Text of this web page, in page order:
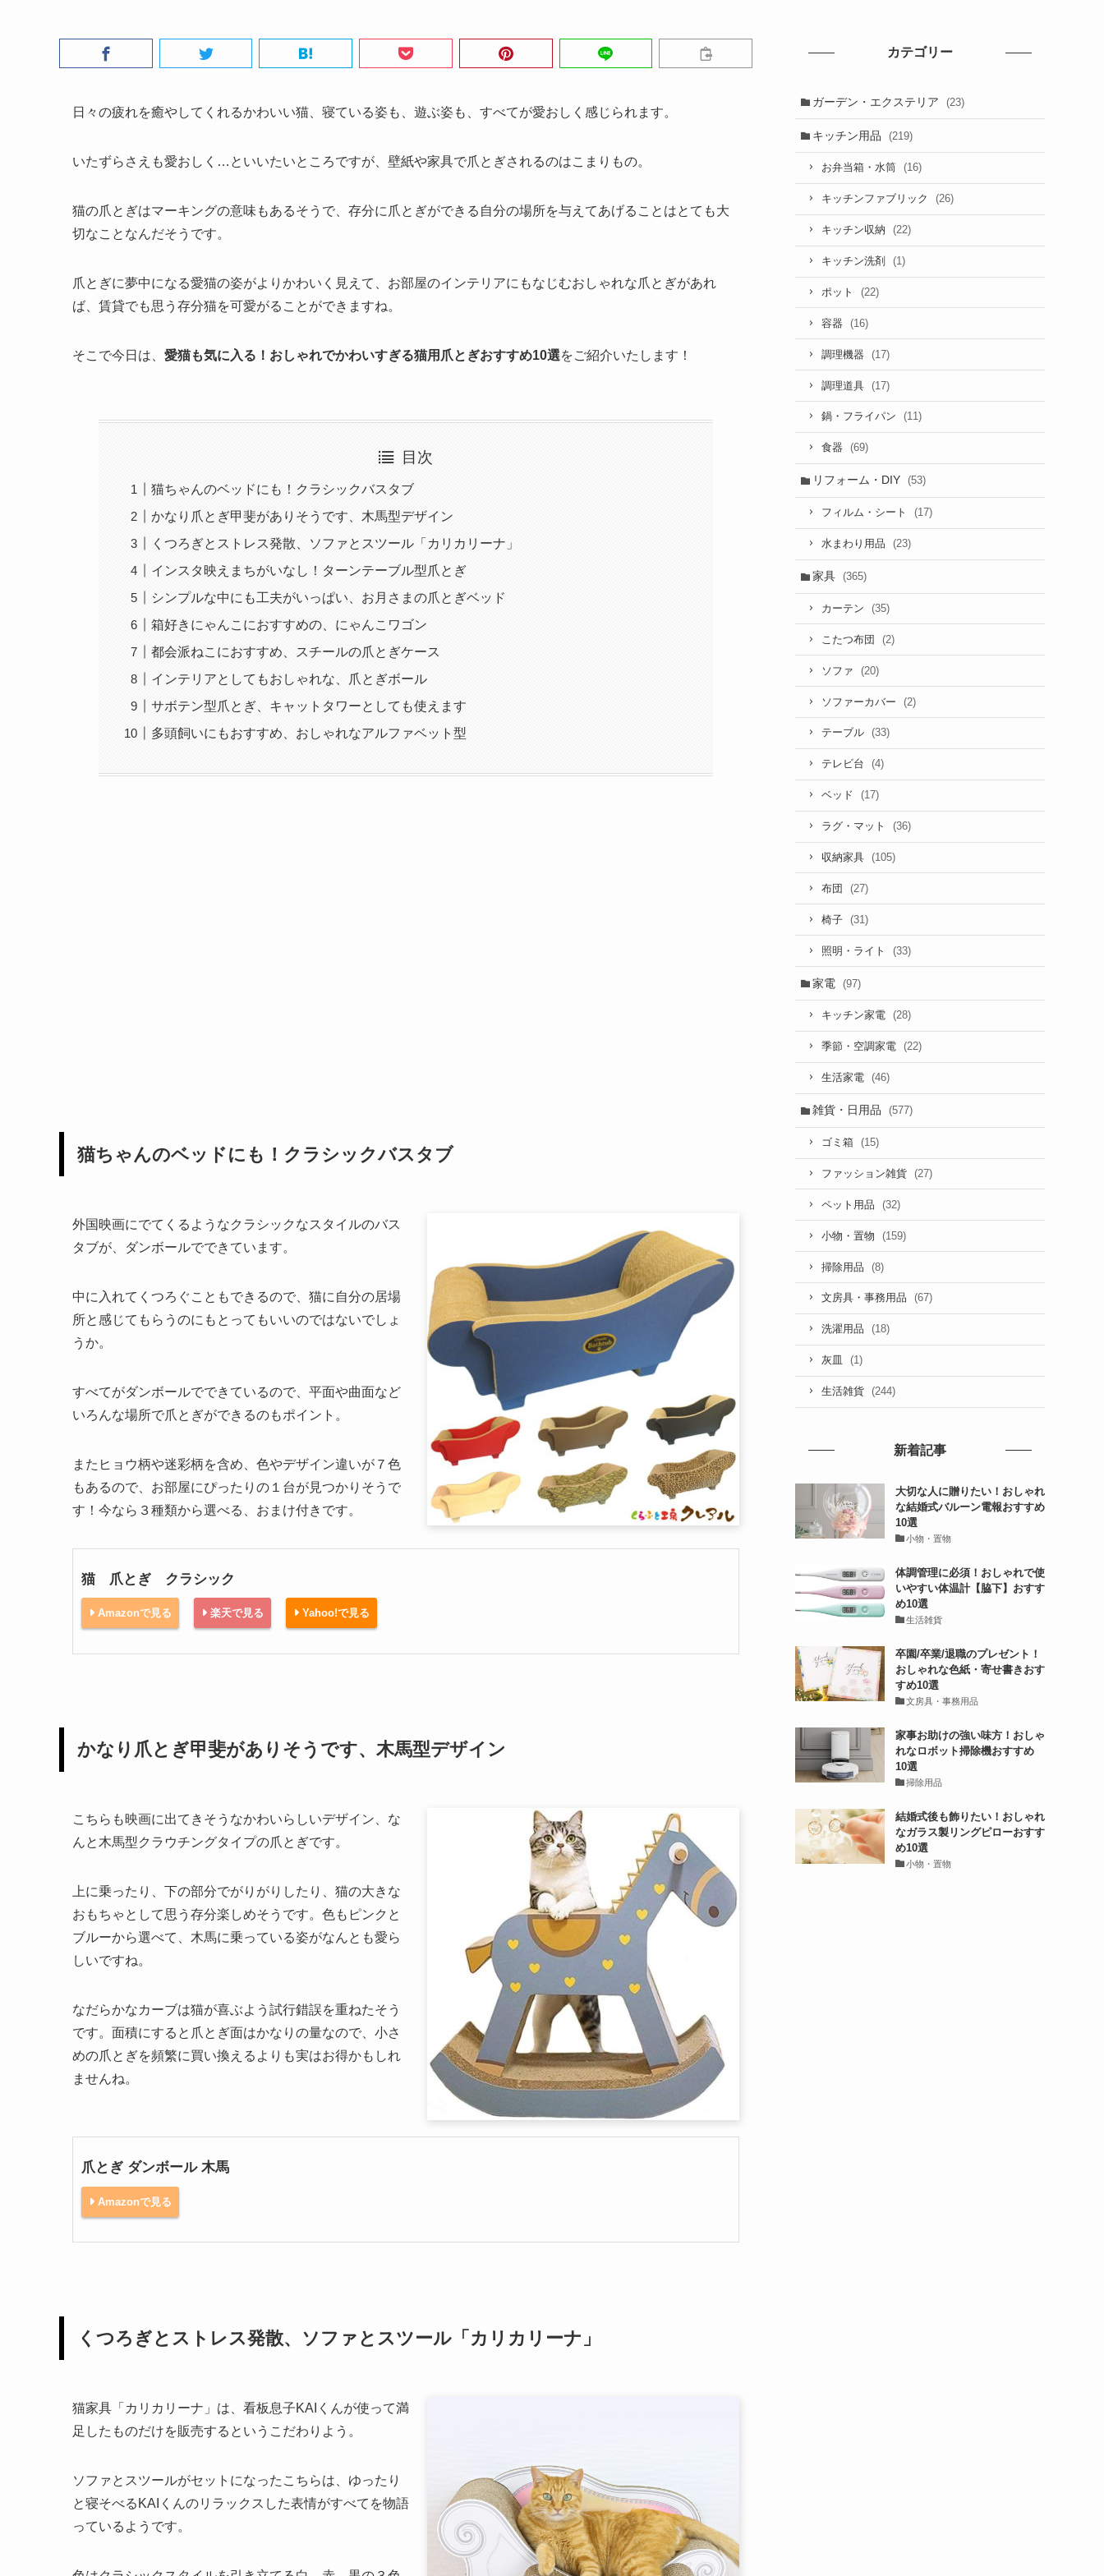
日々の疲れを癒やしてくれるかわいい猫、寝ている姿も、遊ぶ姿も、すべてが愛おしく感じられます。
いたずらさえも愛おしく…といいたいところですが、壁紙や家具で爪とぎされるのはこまりもの。
猫の爪とぎはマーキングの意味もあるそうで、存分に爪とぎができる自分の場所を与えてあげることはとても大
切なことなんだそうです。
爪とぎに夢中になる愛猫の姿がよりかわいく見えて、お部屋のインテリアにもなじむおしゃれな爪とぎがあれ
ば、賃貸でも思う存分猫を可愛がることができますね。
そこで今日は、 愛猫も気に入る！おしゃれでかわいすぎる猫用爪とぎおすすめ10選をご紹介いたします！
目次
猫ちゃんのベッドにも！クラシックバスタブ
かなり爪とぎ甲斐がありそうです、木馬型デザイン
くつろぎとストレス発散、ソファとスツール「カリカリーナ」
インスタ映えまちがいなし！ターンテーブル型爪とぎ
シンプルな中にも工夫がいっぱい、お月さまの爪とぎベッド
箱好きにゃんこにおすすめの、にゃんこワゴン
都会派ねこにおすすめ、スチールの爪とぎケース
インテリアとしてもおしゃれな、爪とぎボール
サボテン型爪とぎ、キャットタワーとしても使えます
多頭飼いにもおすすめ、おしゃれなアルファベット型
猫ちゃんのベッドにも！クラシックバスタブ
外国映画にでてくるようなクラシックなスタイルのバス
タブが、ダンボールでできています。
中に入れてくつろぐこともできるので、猫に自分の居場
所と感じてもらうのにもとってもいいのではないでしょ
うか。
すべてがダンボールでできているので、平面や曲面など
いろんな場所で爪とぎができるのもポイント。
またヒョウ柄や迷彩柄を含め、色やデザイン違いが７色
もあるので、お部屋にぴったりの１台が見つかりそうで
す！今なら３種類から選べる、おまけ付きです。
猫 爪とぎ クラシック
Amazonで見る 楽天で見る Yahoo!で見る
かなり爪とぎ甲斐がありそうです、木馬型デザイン
こちらも映画に出てきそうなかわいらしいデザイン、な
んと木馬型クラウチングタイプの爪とぎです。
上に乗ったり、下の部分でがりがりしたり、猫の大きな
おもちゃとして思う存分楽しめそうです。色もピンクと
ブルーから選べて、木馬に乗っている姿がなんとも愛ら
しいですね。
なだらかなカーブは猫が喜ぶよう試行錯誤を重ねたそう
です。面積にすると爪とぎ面はかなりの量なので、小さ
めの爪とぎを頻繁に買い換えるよりも実はお得かもしれ
ませんね。
爪とぎ ダンボール 木馬
Amazonで見る
くつろぎとストレス発散、ソファとスツール「カリカリーナ」
猫家具「カリカリーナ」は、看板息子KAIくんが使って満
足したものだけを販売するというこだわりよう。
ソファとスツールがセットになったこちらは、ゆったり
と寝そべるKAIくんのリラックスした表情がすべてを物語
っているようです。
カテゴリー
ガーデン・エクステリア (23)
キッチン用品 (219)
お弁当箱・水筒 (16)
キッチンファブリック (26)
キッチン収納 (22)
キッチン洗剤 (1)
ポット (22)
容器 (16)
調理機器 (17)
調理道具 (17)
鍋・フライパン (11)
食器 (69)
リフォーム・DIY (53)
フィルム・シート (17)
水まわり用品 (23)
家具 (365)
カーテン (35)
こたつ布団 (2)
ソファ (20)
ソファーカバー (2)
テーブル (33)
テレビ台 (4)
ベッド (17)
ラグ・マット (36)
収納家具 (105)
布団 (27)
椅子 (31)
照明・ライト (33)
家電 (97)
キッチン家電 (28)
季節・空調家電 (22)
生活家電 (46)
雑貨・日用品 (577)
ゴミ箱 (15)
ファッション雑貨 (27)
ペット用品 (32)
小物・置物 (159)
掃除用品 (8)
文房具・事務用品 (67)
洗濯用品 (18)
灰皿 (1)
生活雑貨 (244)
新着記事
大切な人に贈りたい！おしゃれ
な結婚式バルーン電報おすすめ
10選
小物・置物
体調管理に必須！おしゃれで使
いやすい体温計【脇下】おすす
め10選
生活雑貨
卒園/卒業/退職のプレゼント！
おしゃれな色紙・寄せ書きおす
すめ10選
文房具・事務用品
家事お助けの強い味方！おしゃ
れなロボット掃除機おすすめ
10選
掃除用品
結婚式後も飾りたい！おしゃれ
なガラス製リングピローおすす
め10選
小物・置物